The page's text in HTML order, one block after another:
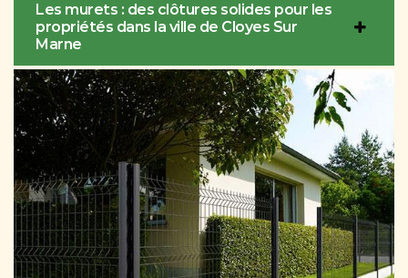
Les murets : des clôtures solides pour les
propriétés dans la ville de Cloyes Sur
Marne